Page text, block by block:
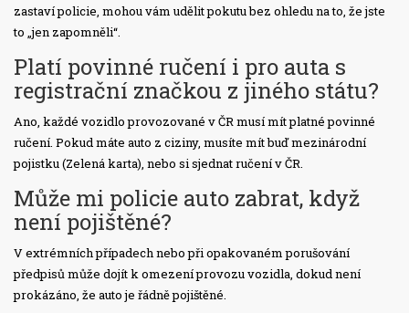
zastaví policie, mohou vám udělit pokutu bez ohledu na to, že jste
to „jen zapomněli“.
Platí povinné ručení i pro auta s
registrační značkou z jiného státu?
Ano, každé vozidlo provozované v ČR musí mít platné povinné
ručení. Pokud máte auto z ciziny, musíte mít buď mezinárodní
pojistku (Zelená karta), nebo si sjednat ručení v ČR.
Může mi policie auto zabrat, když
není pojištěné?
V extrémních případech nebo při opakovaném porušování
předpisů může dojít k omezení provozu vozidla, dokud není
prokázáno, že auto je řádně pojištěné.